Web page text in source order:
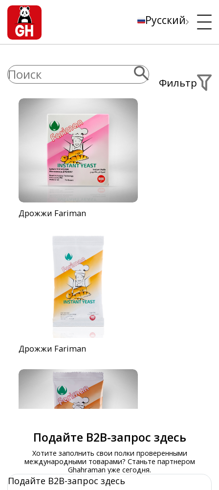
Русский
Дрожжи Fariman
Дрожжи Fariman
Дрожжи Fariman
Фильтр
Подайте B2B-запрос здесь
Хотите заполнить свои полки проверенными
международными товарами? Станьте партнером
Ghahraman уже сегодня.
Подайте B2B-запрос здесь